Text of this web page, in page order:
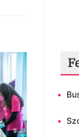
•
•